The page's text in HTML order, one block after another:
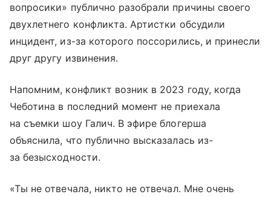
вопросики» публично разобрали причины своего
двухлетнего конфликта. Артистки обсудили
инцидент, из-за которого поссорились, и принесли
друг другу извинения.
Напомним, конфликт возник в 2023 году, когда
Чеботина в последний момент не приехала
на съемки шоу Галич. В эфире блогерша
объяснила, что публично высказалась из-
за безысходности.
«Ты не отвечала, никто не отвечал. Мне очень